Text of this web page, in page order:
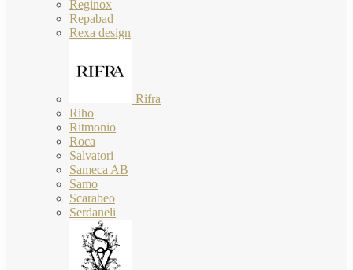
Reginox
Repabad
Rexa design
Rifra
Riho
Ritmonio
Roca
Salvatori
Sameca AB
Samo
Scarabeo
Serdaneli